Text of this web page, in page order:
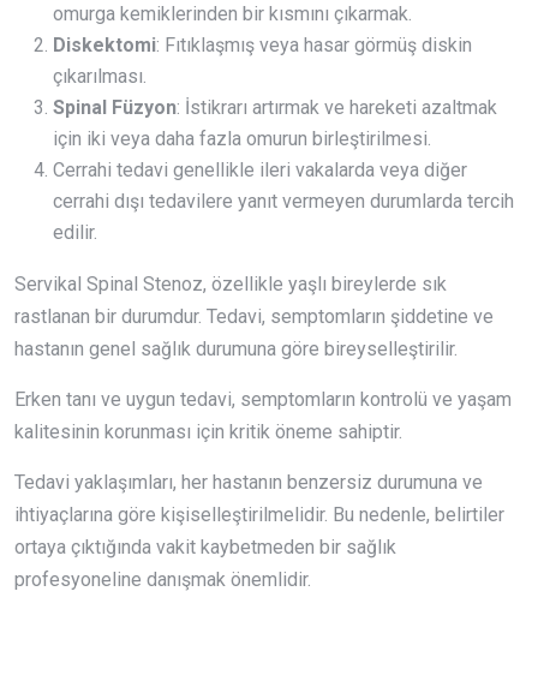
omurga kemiklerinden bir kısmını çıkarmak.
Diskektomi: Fıtıklaşmış veya hasar görmüş diskin
çıkarılması.
Spinal Füzyon: İstikrarı artırmak ve hareketi azaltmak
için iki veya daha fazla omurun birleştirilmesi.
Cerrahi tedavi genellikle ileri vakalarda veya diğer
cerrahi dışı tedavilere yanıt vermeyen durumlarda tercih
edilir.
Servikal Spinal Stenoz, özellikle yaşlı bireylerde sık
rastlanan bir durumdur. Tedavi, semptomların şiddetine ve
hastanın genel sağlık durumuna göre bireyselleştirilir.
Erken tanı ve uygun tedavi, semptomların kontrolü ve yaşam
kalitesinin korunması için kritik öneme sahiptir.
Tedavi yaklaşımları, her hastanın benzersiz durumuna ve
ihtiyaçlarına göre kişiselleştirilmelidir. Bu nedenle, belirtiler
ortaya çıktığında vakit kaybetmeden bir sağlık
profesyoneline danışmak önemlidir.